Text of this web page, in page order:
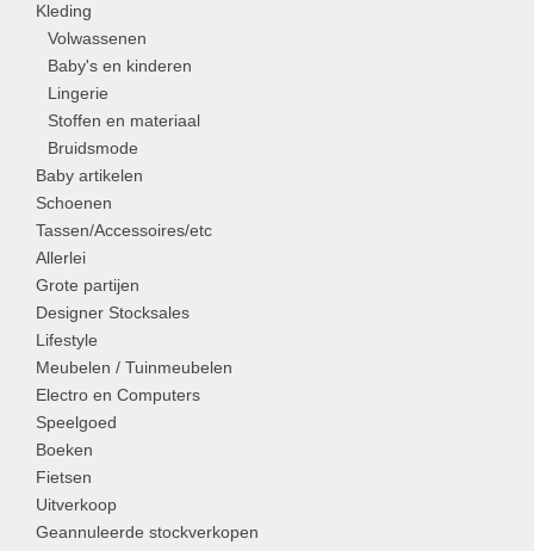
Kleding
Volwassenen
Baby's en kinderen
Lingerie
Stoffen en materiaal
Bruidsmode
Baby artikelen
Schoenen
Tassen/Accessoires/etc
Allerlei
Grote partijen
Designer Stocksales
Lifestyle
Meubelen / Tuinmeubelen
Electro en Computers
Speelgoed
Boeken
Fietsen
Uitverkoop
Geannuleerde stockverkopen